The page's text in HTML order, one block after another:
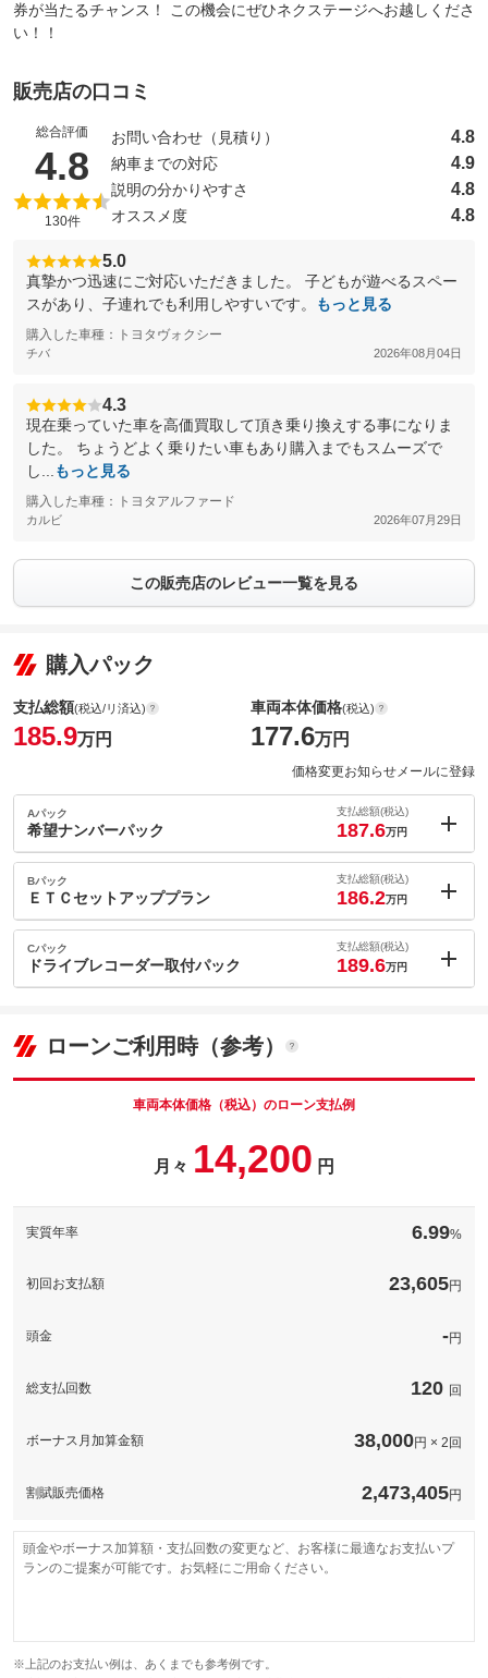
券が当たるチャンス！ この機会にぜひネクステージへお越しくださ
い！！
販売店の口コミ
総合評価
4.8 （5点満点中）
130件
お問い合わせ（見積り） 4.8
納車までの対応 4.9
説明の分かりやすさ 4.8
オススメ度 4.8
5.0
真摯かつ迅速にご対応いただきました。 子どもが遊べるスペー
スがあり、子連れでも利用しやすいです。
もっと見る
購入した車種：トヨタヴォクシー
チバ 2026年08月04日
4.3
現在乗っていた車を高価買取して頂き乗り換えする事になりま
した。 ちょうどよく乗りたい車もあり購入までもスムーズで
し...
もっと見る
購入した車種：トヨタアルファード
カルビ 2026年07月29日
この販売店のレビュー一覧を見る
購入パック
支払総額(税込/リ済込)
185.9万円
車両本体価格(税込)
177.6万円
価格変更お知らせメールに登録
Aパック
希望ナンバーパック
支払総額(税込)
187.6万円
内：オプシ
ョン価格
(税込)
車両本体価
177.6万円
このパックの見積もり依頼（無料）
Bパック
ＥＴＣセットアッププラン
支払総額(税込)
186.2万円
内：オプシ
ョン価格
(税込)
車両本体価
パック内容
Cパック
ドライブレコーダー取付パック
支払総額(税込)
189.6万円
車両本体価
177.6
このパックの見積もり依頼（無料）
ローンご利用時（参考）
車両本体価格（税込）のローン支払例
月々 14,200 円
実質年率 6.99%
初回お支払額 23,605円
頭金 -円
総支払回数 120 回
ボーナス月加算金額 38,000円 × 2回
割賦販売価格 2,473,405円
頭金やボーナス加算額・支払回数の変更など、お客様に最適なお支払いプ
ランのご提案が可能です。お気軽にご用命ください。
※上記のお支払い例は、あくまでも参考例です。